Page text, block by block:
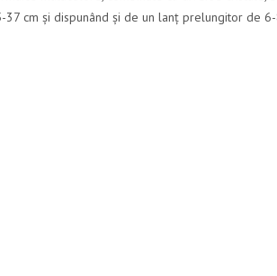
cm și dispunând și de un lanț prelungitor de